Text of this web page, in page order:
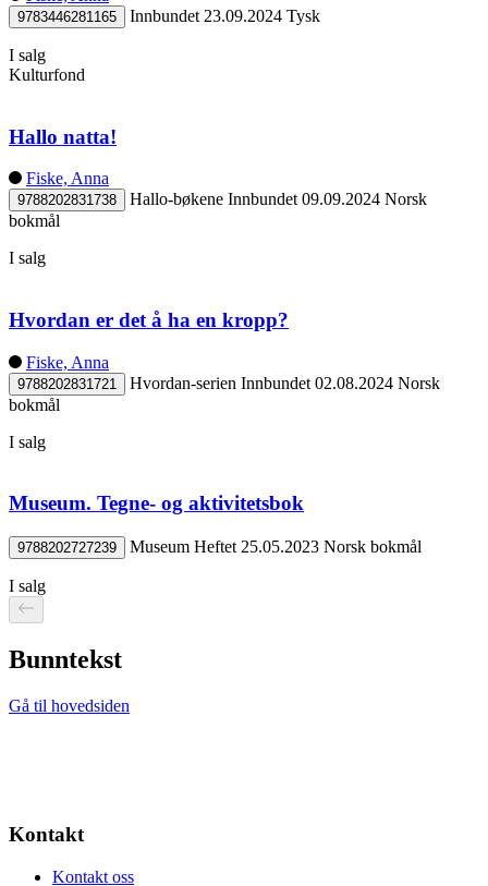
9783446281165 Innbundet 23.09.2024 Tysk
I salg
Kulturfond
Hallo natta!
Fiske, Anna
9788202831738 Hallo-bøkene Innbundet 09.09.2024 Norsk
bokmål
I salg
Hvordan er det å ha en kropp?
Fiske, Anna
9788202831721 Hvordan-serien Innbundet 02.08.2024 Norsk
bokmål
I salg
Museum. Tegne- og aktivitetsbok
9788202727239 Museum Heftet 25.05.2023 Norsk bokmål
I salg
Bunntekst
Gå til hovedsiden
Kontakt
Kontakt oss